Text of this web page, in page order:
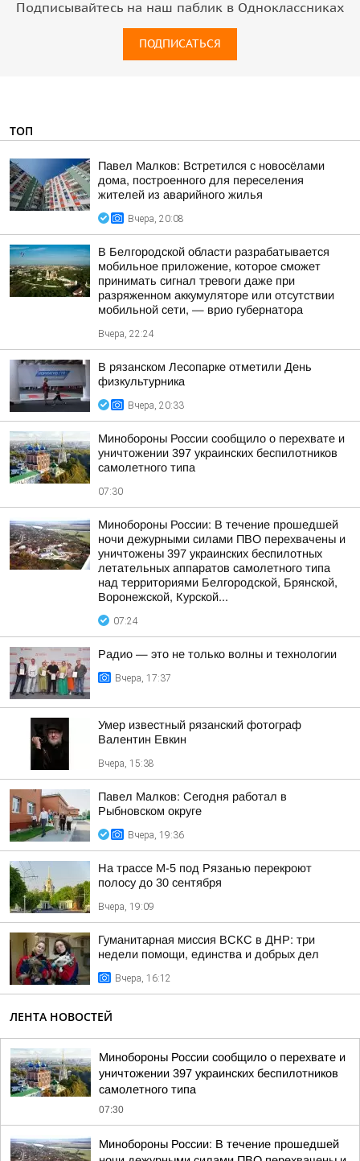
Подписывайтесь на наш паблик в Одноклассниках
ПОДПИСАТЬСЯ
ТОП
Павел Малков: Встретился с новосёлами
дома, построенного для переселения
жителей из аварийного жилья
Вчера, 20:08
В Белгородской области разрабатывается
мобильное приложение, которое сможет
принимать сигнал тревоги даже при
разряженном аккумуляторе или отсутствии
мобильной сети, — врио губернатора
Вчера, 22:24
В рязанском Лесопарке отметили День
физкультурника
Вчера, 20:33
Минобороны России сообщило о перехвате и
уничтожении 397 украинских беспилотников
самолетного типа
07:30
Минобороны России: В течение прошедшей
ночи дежурными силами ПВО перехвачены и
уничтожены 397 украинских беспилотных
летательных аппаратов самолетного типа
над территориями Белгородской, Брянской,
Воронежской, Курской...
07:24
Радио — это не только волны и технологии
Вчера, 17:37
Умер известный рязанский фотограф
Валентин Евкин
Вчера, 15:38
Павел Малков: Сегодня работал в
Рыбновском округе
Вчера, 19:36
На трассе М-5 под Рязанью перекроют
полосу до 30 сентября
Вчера, 19:09
Гуманитарная миссия ВСКС в ДНР: три
недели помощи, единства и добрых дел
Вчера, 16:12
ЛЕНТА НОВОСТЕЙ
Минобороны России сообщило о перехвате и
уничтожении 397 украинских беспилотников
самолетного типа
07:30
Минобороны России: В течение прошедшей